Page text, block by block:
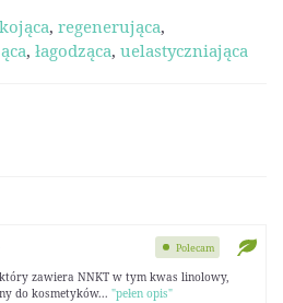
kojąca, regenerująca,
, łagodząca, uelastyczniająca
zawiera NNKT w tym kwas linolowy,
do kosmetyków... "pełen opis"
Polecam